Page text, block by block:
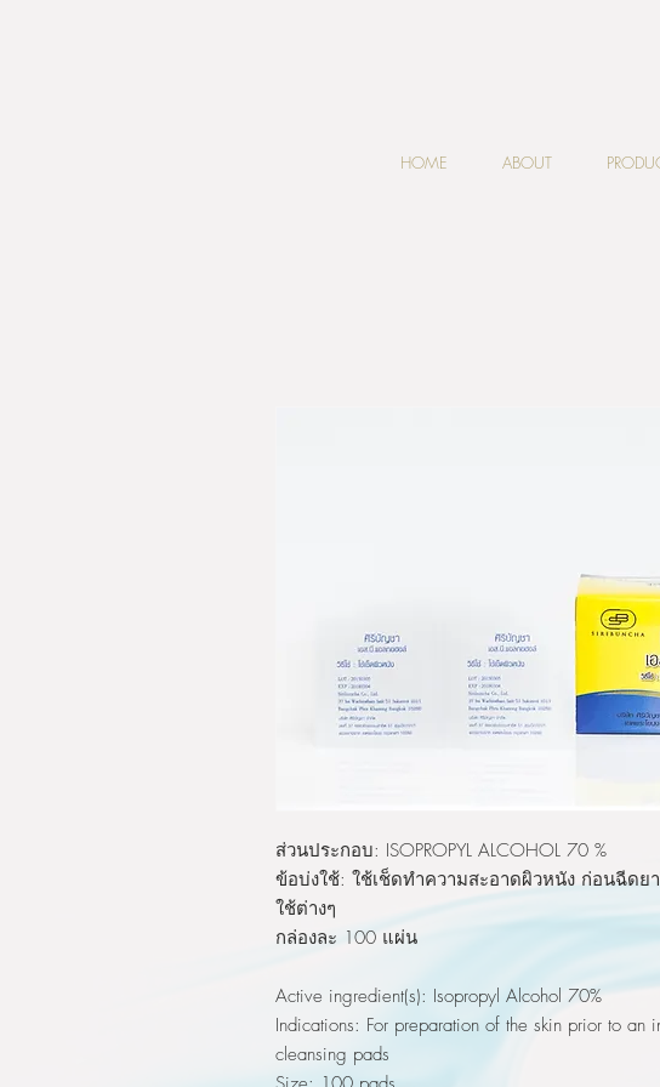
HOME ABOUT
ส่วนประกอบ: ISOPROPYL ALCOHOL 70 %
ข้อบ่งใช้: ใช้เช็ดทำความสะอาดผิวหนัง ก่อนฉีดย
ใช้ต่างๆ
กล่องละ 100 แผ่น
Active ingredient(s): Isopropyl Alcohol 70%
Indications: For preparation of the skin prior to an
cleansing pads